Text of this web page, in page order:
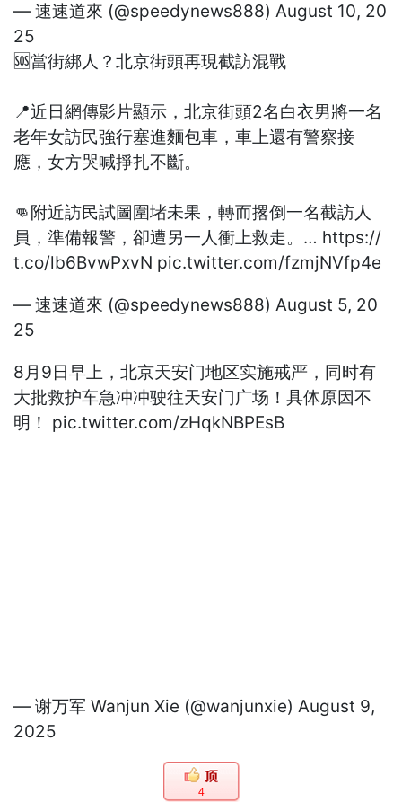
— 速速道來 (@speedynews888)August 10, 20
25
🆘當街綁人？北京街頭再現截訪混戰
📍近日網傳影片顯示，北京街頭2名白衣男將一名
老年女訪民強行塞進麵包車，車上還有警察接
應，女方哭喊掙扎不斷。
👊附近訪民試圖圍堵未果，轉而撂倒一名截訪人
員，準備報警，卻遭另一人衝上救走。… https://
t.co/lb6BvwPxvN pic.twitter.com/fzmjNVfp4e
— 速速道來 (@speedynews888)August 5, 20
25
8月9日早上，北京天安门地区实施戒严，同时有
大批救护车急冲冲驶往天安门广场！具体原因不
明！ pic.twitter.com/zHqkNBPEsB
— 谢万军 Wanjun Xie (@wanjunxie)August 9,
2025
4